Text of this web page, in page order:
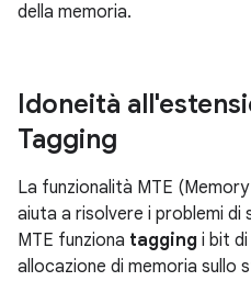
della memoria.
Idoneità
Tagging
La funzionalità MTE
aiuta a risolvere i problemi di
MTE funziona tagging i bit
allocazione di memoria sullo